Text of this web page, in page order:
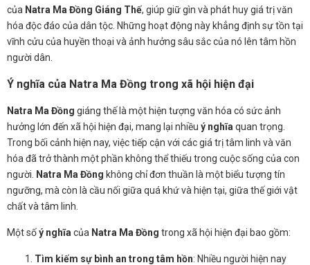
của Natra Ma Đồng Giáng Thế, giúp giữ gìn và phát huy giá trị văn
hóa độc đáo của dân tộc. Những hoạt động này khẳng định sự tồn tại
vĩnh cửu của huyền thoại và ảnh hưởng sâu sắc của nó lên tâm hồn
người dân.
Ý nghĩa của Natra Ma Đồng trong xã hội hiện đại
Natra Ma Đồng giáng thế là một hiện tượng văn hóa có sức ảnh
hưởng lớn đến xã hội hiện đại, mang lại nhiều ý nghĩa quan trọng.
Trong bối cảnh hiện nay, việc tiếp cận với các giá trị tâm linh và văn
hóa đã trở thành một phần không thể thiếu trong cuộc sống của con
người.
Natra Ma Đồng không chỉ đơn thuần là một biểu tượng tín
ngưỡng, mà còn là cầu nối giữa quá khứ và hiện tại, giữa thế giới vật
chất và tâm linh.
Một sốý nghĩa của Natra Ma Đồng trong xã hội hiện đại bao gồm:
Tìm kiếm sự bình an trong tâm hồn: Nhiều người hiện nay